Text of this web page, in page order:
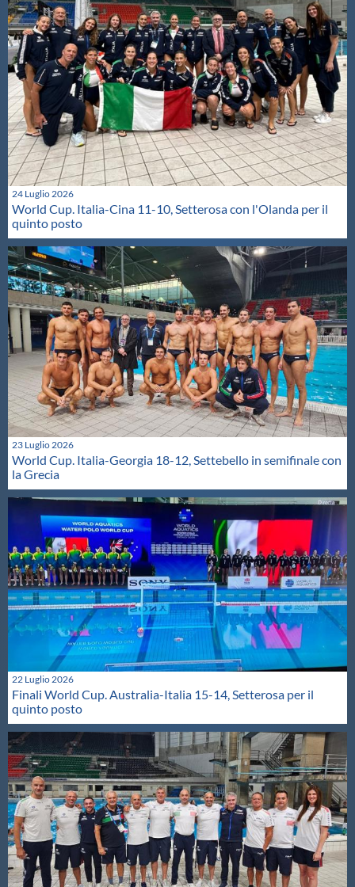
24 Luglio 2026
World Cup. Italia-Cina 11-10, Setterosa con l'Olanda per il
quinto posto
23 Luglio 2026
World Cup. Italia-Georgia 18-12, Settebello in semifinale con
la Grecia
22 Luglio 2026
Finali World Cup. Australia-Italia 15-14, Setterosa per il
quinto posto